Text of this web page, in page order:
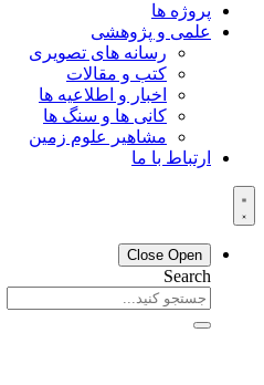
پروژه ها
علمی و پژوهشی
رسانه های تصویری
کتب و مقالات
اخبار و اطلاعیه ها
کانی ها و سنگ ها
مشاهیر علوم زمین
ارتباط با ما
Close Open
Search